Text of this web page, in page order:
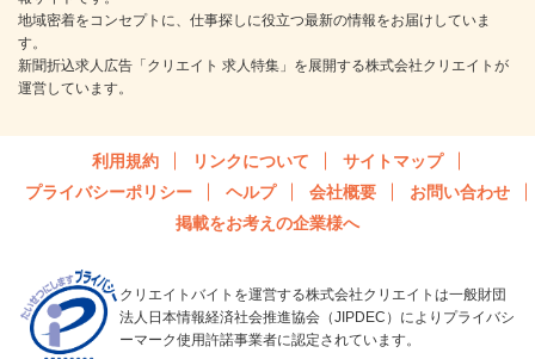
地域密着をコンセプトに、仕事探しに役立つ最新の情報をお届けしていま
す。
新聞折込求人広告「クリエイト 求人特集」を展開する株式会社クリエイトが
運営しています。
利用規約 リンクについて
サイトマップ
プライバシーポリシー
ヘルプ 会社概要
お問い合わせ
掲載をお考えの企業様へ
クリエイトバイトを運営する株式会社クリエイトは一般財団
法人日本情報経済社会推進協会（JIPDEC）によりプライバシ
ーマーク使用許諾事業者に認定されています。